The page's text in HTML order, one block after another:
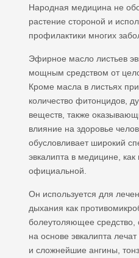
Народная медицина не
растение стороной и
профилактики многих
Эфирное масло листьев
мощным средством от
Кроме масла в листьях
количество фитонцидов,
веществ, также
влияние на здоровье
обусловливает широкий
эвкалипта в медицине, как
официальной.
Он используется для
дыхания как
болеутоляющее
на основе эвкалипта
и сложнейшие ангины,